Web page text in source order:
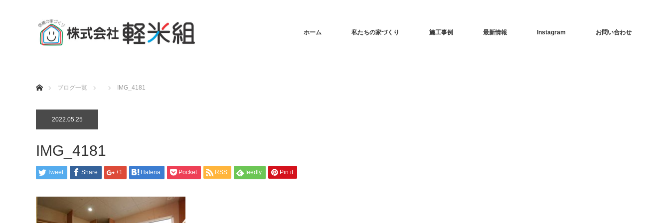
ホーム 私たちの家づくり 施工事例 最新情報 Instagram お問い合わせ
ブログ一覧
IMG_4181
2022.05.25
IMG_4181
Tweet Share +1 Hatena Pocket RSS feedly Pin it